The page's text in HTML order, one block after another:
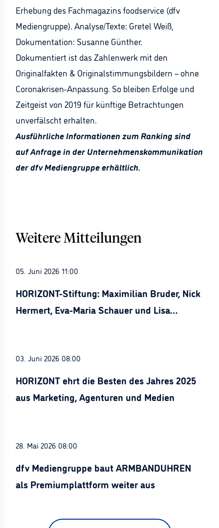
Erhebung des Fachmagazins foodservice (dfv
Mediengruppe). Analyse/Texte: Gretel Weiß,
Dokumentation: Susanne Günther.
Dokumentiert ist das Zahlenwerk mit den
Originalfakten & Originalstimmungsbildern – ohne
Coronakrisen-Anpassung. So bleiben Erfolge und
Zeitgeist von 2019 für künftige Betrachtungen
unverfälscht erhalten.
Ausführliche Informationen zum Ranking sind
auf Anfrage in der Unternehmenskommunikation
der dfv Mediengruppe erhältlich.
Weitere Mitteilungen
05. Juni 2026 11:00
HORIZONT-Stiftung: Maximilian Bruder, Nick
Hermert, Eva-Maria Schauer und Lisa
03. Juni 2026 08:00
HORIZONT ehrt die Besten des Jahres 2025
aus Marketing, Agenturen und Medien
28. Mai 2026 08:00
dfv Mediengruppe baut ARMBANDUHREN
als Premiumplattform weiter aus